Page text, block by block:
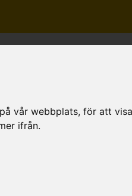
vår webbplats, för att
ifrån.